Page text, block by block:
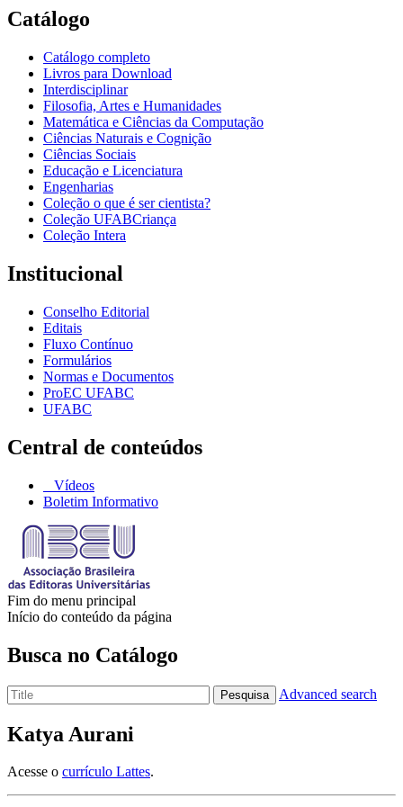
Catálogo
Catálogo completo
Livros para Download
Interdisciplinar
Filosofia, Artes e Humanidades
Matemática e Ciências da Computação
Ciências Naturais e Cognição
Ciências Sociais
Educação e Licenciatura
Engenharias
Coleção o que é ser cientista?
Coleção UFABCriança
Coleção Intera
Institucional
Conselho Editorial
Editais
Fluxo Contínuo
Formulários
Normas e Documentos
ProEC UFABC
UFABC
Central de conteúdos
Vídeos
Boletim Informativo
Fim do menu principal
Início do conteúdo da página
Busca no Catálogo
Pesquisa Advanced search
Katya Aurani
Acesse o currículo Lattes.